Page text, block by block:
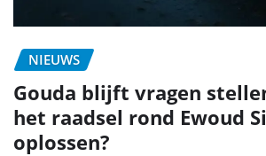
NIEUWS
Gouda blijft vragen
het raadsel rond Ewoud
oplossen?